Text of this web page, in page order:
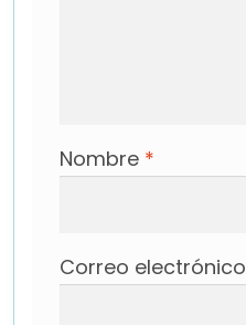
Nombre *
Correo electrónico